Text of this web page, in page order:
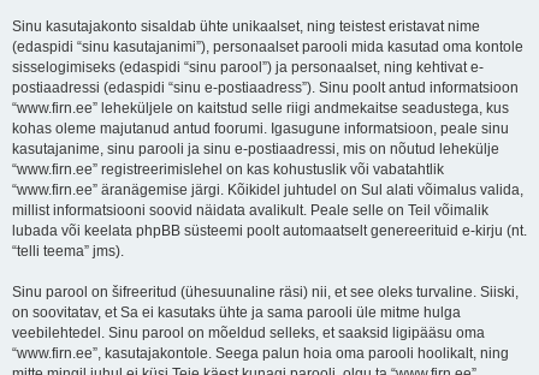
Sinu kasutajakonto sisaldab ühte unikaalset, ning teistest eristavat nime
(edaspidi “sinu kasutajanimi”), personaalset parooli mida kasutad oma kontole
sisselogimiseks (edaspidi “sinu parool”) ja personaalset, ning kehtivat e-
postiaadressi (edaspidi “sinu e-postiaadress”). Sinu poolt antud informatsioon
“www.firn.ee” leheküljele on kaitstud selle riigi andmekaitse seadustega, kus
kohas oleme majutanud antud foorumi. Igasugune informatsioon, peale sinu
kasutajanime, sinu parooli ja sinu e-postiaadressi, mis on nõutud lehekülje
“www.firn.ee” registreerimislehel on kas kohustuslik või vabatahtlik
“www.firn.ee” äranägemise järgi. Kõikidel juhtudel on Sul alati võimalus valida,
millist informatsiooni soovid näidata avalikult. Peale selle on Teil võimalik
lubada või keelata phpBB süsteemi poolt automaatselt genereerituid e-kirju (nt.
“telli teema” jms).
Sinu parool on šifreeritud (ühesuunaline räsi) nii, et see oleks turvaline. Siiski,
on soovitatav, et Sa ei kasutaks ühte ja sama parooli üle mitme hulga
veebilehtedel. Sinu parool on mõeldud selleks, et saaksid ligipääsu oma
“www.firn.ee”, kasutajakontole. Seega palun hoia oma parooli hoolikalt, ning